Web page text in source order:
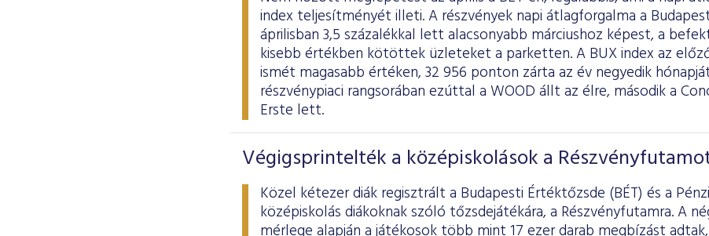
index teljesítményét illeti. A részvények napi átlagforgalma a
áprilisban 3,5 százalékkal lett alacsonyabb márciushoz képest, a
kisebb értékben kötöttek üzleteket a parketten. A BUX index az
ismét magasabb értéken, 32 956 ponton zárta az év negyedik
részvénypiaci rangsorában ezúttal a WOOD állt az élre, második a
Erste lett.
Végigsprintelték a középiskolások a
Közel kétezer diák regisztrált a Budapesti Értéktőzsde (BÉT) és a
középiskolás diákoknak szóló tőzsdejátékára, a Részvényfutamra. A
mérlege alapján a játékosok több mint 17 ezer darab megbízást